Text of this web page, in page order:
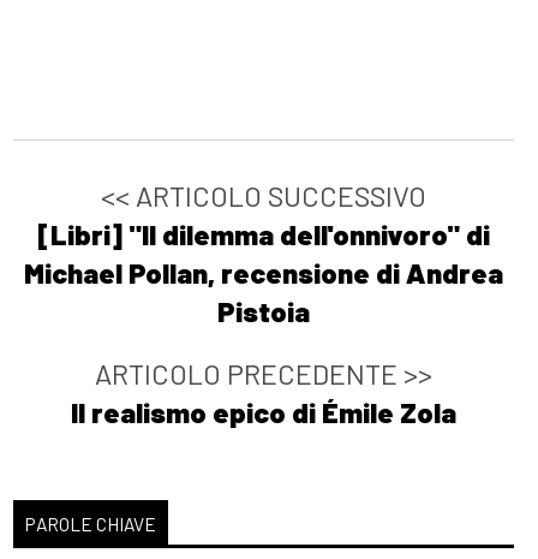
<< ARTICOLO SUCCESSIVO
[Libri] "Il dilemma dell'onnivoro" di
Michael Pollan, recensione di Andrea
Pistoia
ARTICOLO PRECEDENTE >>
Il realismo epico di Émile Zola
PAROLE CHIAVE